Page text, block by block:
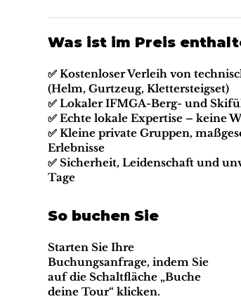
Was ist im Preis
✅ Kostenloser Verleih von
(Helm, Gurtzeug, Klettersteigset)
✅ Lokaler IFMGA-Berg- und
✅ Echte lokale Expertise – keine
✅ Kleine private Gruppen,
Erlebnisse
✅ Sicherheit, Leidenschaft und
Tage
So buchen Sie
Starten Sie Ihre
Buchungsanfrage, indem Sie
auf die Schaltfläche „Buche
deine Tour“ klicken.